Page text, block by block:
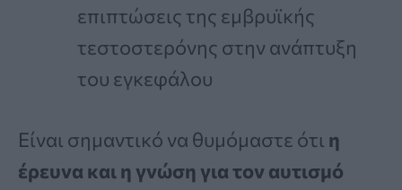
επιπτώσεις της εμβρυϊκής
τεστοστερόνης στην ανάπτυξη
του εγκεφάλου
Είναι σημαντικό να θυμόμαστε ότι η
έρευνα και η γνώση για τον αυτισμό